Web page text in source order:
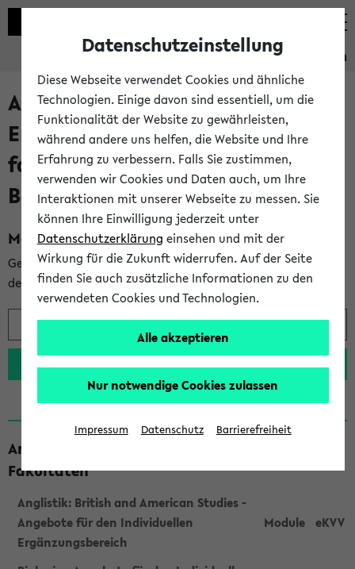
Studieninformation
Angebote im Individuellen
Ergänzungsbereich für das
fachwissenschaftliche
Bachelorstudium
Modulrecherche:
Geben Sie ein wenigstens drei Zeichen langes Stichwort aus
dem gesuchten Modulkürzel oder -namen ein:
Angebote einzelner Einrichtungen und
Fakultäten
Anglistik: British and American Studies -
Angebote für den Individuellen
Ergänzungsbereich
Module eKVV
Datenschutzeinstellung
Diese Webseite verwendet Cookies und ähnliche
Technologien. Einige davon sind essentiell, um die
Funktionalität der Website zu gewährleisten,
während andere uns helfen, die Website und Ihre
Erfahrung zu verbessern. Falls Sie zustimmen,
verwenden wir Cookies und Daten auch, um Ihre
Interaktionen mit unserer Webseite zu messen. Sie
können Ihre Einwilligung jederzeit unter
Datenschutzerklärung einsehen und mit der
Wirkung für die Zukunft widerrufen. Auf der Seite
finden Sie auch zusätzliche Informationen zu den
verwendeten Cookies und Technologien.
Alle akzeptieren
Nur notwendige Cookies zulassen
Impressum Datenschutz Barrierefreiheit